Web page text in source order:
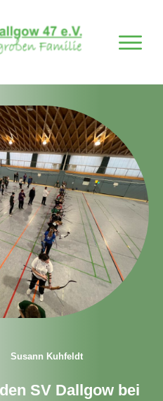
Susann Kuhfeldt
SV Dallgow bei